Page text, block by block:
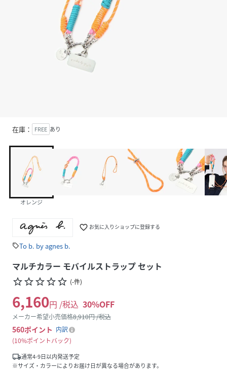
在庫： FREE あり
オレンジ
favorite_border お気に入りショップに登録する
sellTo b. by agnes b.
マルチカラー モバイルストラップ セット
star_borderstar_borderstar_borderstar_borderstar_border (-件)
6,160円 /税込 30%OFF
メーカー希望小売価格8,910円 /税込
560ポイント 内訳
10%ポイントバック
local_shipping通常4-9日以内発送予定
※サイズ・カラーによりお届け日が異なる場合があります。